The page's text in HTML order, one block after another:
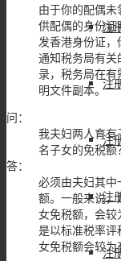
注
注
注
注
注
由于你的配偶
供配偶的身份
发香港身份证
通知税务局有
录，税务局在
明文件副本。
问：
我夫妇两人育
名子女的免税额
答：
必须由夫妇其中
额。一般来说
女免税额，会较
是以标准税率
女免税额会较为